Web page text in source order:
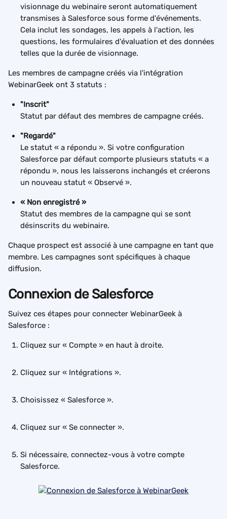
visionnage du webinaire seront automatiquement
transmises à Salesforce sous forme d'événements.
Cela inclut les sondages, les appels à l'action, les
questions, les formulaires d'évaluation et des données
telles que la durée de visionnage.
Les membres de campagne créés via l'intégration
WebinarGeek ont ​​3 statuts :
"Inscrit"
Statut par défaut des membres de campagne créés.
"Regardé"
Le statut « a répondu ». Si votre configuration
Salesforce par défaut comporte plusieurs statuts « a
répondu », nous les laisserons inchangés et créerons
un nouveau statut « Observé ».
« Non enregistré »
Statut des membres de la campagne qui se sont
désinscrits du webinaire.
Chaque prospect est associé à une campagne en tant que
membre. Les campagnes sont spécifiques à chaque
diffusion.
Connexion de Salesforce
Suivez ces étapes pour connecter WebinarGeek à
Salesforce :
Cliquez sur « Compte » en haut à droite.
Cliquez sur « Intégrations ».
Choisissez « Salesforce ».
Cliquez sur « Se connecter ».
Si nécessaire, connectez-vous à votre compte
Salesforce.